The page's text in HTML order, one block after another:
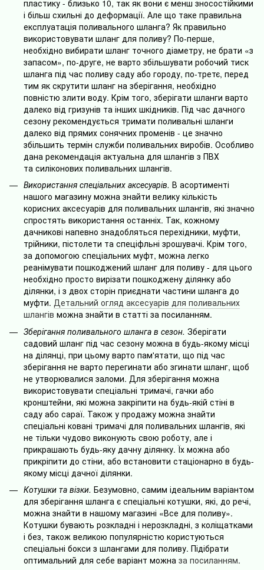
пластику - близько 10, так як вони є менш зносостійкими
і більш схильні до деформації. Але що таке правильна
експлуатація поливального шланга? Як правильно
використовувати шланг для поливу? По-перше,
необхідно вибирати шланг точного діаметру, не брати «з
запасом», по-друге, не варто збільшувати робочий тиск
шланга під час поливу саду або городу, по-третє, перед
тим як скрутити шланг на зберігання, необхідно
повністю злити воду. Крім того, зберігати шланги варто
далеко від гризунів та інших шкідників. Під час дачного
сезону рекомендується тримати поливальні шланги
далеко від прямих сонячних променів - це значно
збільшить термін служби поливальних виробів. Особливо
дана рекомендація актуальна для шлангів з ПВХ
та силіконових поливальних шлангів.
Використання спеціальних аксесуарів. В асортименті
нашого магазину можна знайти велику кількість
корисних аксесуарів для поливальних шлангів, які значно
спростять використання останніх. Так, кожному
дачникові напевно знадобляться перехідники, муфти,
трійники, пістолети та спеціфльні зрошувачі. Крім того,
за допомогою спеціальних муфт, можна легко
реанімувати пошкоджений шланг для поливу - для цього
необхідно просто вирізати пошкоджену ділянку або
ділянки, і з двох сторін приєднати частини шланга до
муфти. Детальний огляд аксесуарів для поливальних
шлангів можна знайти в статті за посиланням.
Зберігання поливального шланга в сезон. Зберігати
садовий шланг під час сезону можна в будь-якому місці
на ділянці, при цьому варто пам'ятати, що під час
зберігання не варто перегинати або згинати шланг, щоб
не утворювалися заломи. Для зберігання можна
використовувати спеціальні тримачі, гачки або
кронштейни, які можна закріпити на будь-якій стіні в
саду або сараї. Також у продажу можна знайти
спеціальні ковані тримачі для поливальних шлангів, які
не тільки чудово виконують свою роботу, але і
прикрашають будь-яку дачну ділянку. Їх можна або
прикріпити до стіни, або встановити стаціонарно в будь-
якому місці дачної ділянки.
Котушки та візки. Безумовно, самим ідеальним варіантом
для зберігання шланга є спеціальні котушки, які, до речі,
можна знайти в нашому магазині «Все для поливу».
Котушки бувають розкладні і нерозкладні, з коліщатками
і без, також великою популярністю користуються
спеціальні бокси з шлангами для поливу. Підібрати
оптимальний для себе варіант можна за посиланням.